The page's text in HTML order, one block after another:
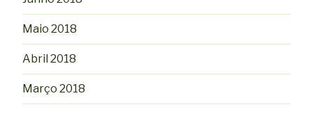
Maio 2018
Abril 2018
Março 2018